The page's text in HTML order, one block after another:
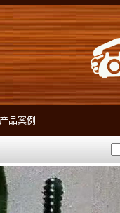
产品案例